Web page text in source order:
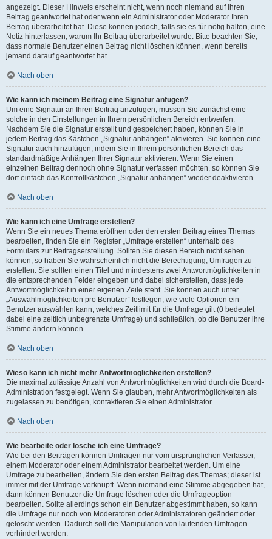
angezeigt. Dieser Hinweis erscheint nicht, wenn noch niemand auf Ihren
Beitrag geantwortet hat oder wenn ein Administrator oder Moderator Ihren
Beitrag überarbeitet hat. Diese können jedoch, falls sie es für nötig halten, eine
Notiz hinterlassen, warum Ihr Beitrag überarbeitet wurde. Bitte beachten Sie,
dass normale Benutzer einen Beitrag nicht löschen können, wenn bereits
jemand darauf geantwortet hat.
Nach oben
Wie kann ich meinem Beitrag eine Signatur anfügen?
Um eine Signatur an Ihren Beitrag anzufügen, müssen Sie zunächst eine
solche in den Einstellungen in Ihrem persönlichen Bereich entwerfen.
Nachdem Sie die Signatur erstellt und gespeichert haben, können Sie in
jedem Beitrag das Kästchen „Signatur anhängen“ aktivieren. Sie können eine
Signatur auch hinzufügen, indem Sie in Ihrem persönlichen Bereich das
standardmäßige Anhängen Ihrer Signatur aktivieren. Wenn Sie einen
einzelnen Beitrag dennoch ohne Signatur verfassen möchten, so können Sie
dort einfach das Kontrollkästchen „Signatur anhängen“ wieder deaktivieren.
Nach oben
Wie kann ich eine Umfrage erstellen?
Wenn Sie ein neues Thema eröffnen oder den ersten Beitrag eines Themas
bearbeiten, finden Sie ein Register „Umfrage erstellen“ unterhalb des
Formulars zur Beitragserstellung. Sollten Sie diesen Bereich nicht sehen
können, so haben Sie wahrscheinlich nicht die Berechtigung, Umfragen zu
erstellen. Sie sollten einen Titel und mindestens zwei Antwortmöglichkeiten in
die entsprechenden Felder eingeben und dabei sicherstellen, dass jede
Antwortmöglichkeit in einer eigenen Zeile steht. Sie können auch unter
„Auswahlmöglichkeiten pro Benutzer“ festlegen, wie viele Optionen ein
Benutzer auswählen kann, welches Zeitlimit für die Umfrage gilt (0 bedeutet
dabei eine zeitlich unbegrenzte Umfrage) und schließlich, ob die Benutzer ihre
Stimme ändern können.
Nach oben
Wieso kann ich nicht mehr Antwortmöglichkeiten erstellen?
Die maximal zulässige Anzahl von Antwortmöglichkeiten wird durch die Board-
Administration festgelegt. Wenn Sie glauben, mehr Antwortmöglichkeiten als
zugelassen zu benötigen, kontaktieren Sie einen Administrator.
Nach oben
Wie bearbeite oder lösche ich eine Umfrage?
Wie bei den Beiträgen können Umfragen nur vom ursprünglichen Verfasser,
einem Moderator oder einem Administrator bearbeitet werden. Um eine
Umfrage zu bearbeiten, ändern Sie den ersten Beitrag des Themas; dieser ist
immer mit der Umfrage verknüpft. Wenn niemand eine Stimme abgegeben hat,
dann können Benutzer die Umfrage löschen oder die Umfrageoption
bearbeiten. Sollte allerdings schon ein Benutzer abgestimmt haben, so kann
die Umfrage nur noch von Moderatoren oder Administratoren geändert oder
gelöscht werden. Dadurch soll die Manipulation von laufenden Umfragen
verhindert werden.